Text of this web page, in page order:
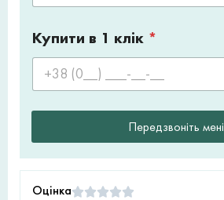
Купити в 1 клік *
Передзвоніть мені
Оцінка